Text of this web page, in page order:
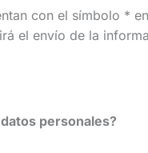
con el símbolo * en
el envío de la
personales?